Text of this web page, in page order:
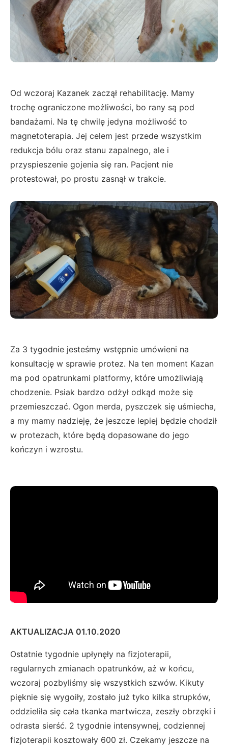
Od wczoraj Kazanek zaczął rehabilitację. Mamy
trochę ograniczone możliwości, bo rany są pod
bandażami. Na tę chwilę jedyna możliwość to
magnetoterapia. Jej celem jest przede wszystkim
redukcja bólu oraz stanu zapalnego, ale i
przyspieszenie gojenia się ran. Pacjent nie
protestował, po prostu zasnął w trakcie.
Za 3 tygodnie jesteśmy wstępnie umówieni na
konsultację w sprawie protez. Na ten moment Kazan
ma pod opatrunkami platformy, które umożliwiają
chodzenie. Psiak bardzo odżył odkąd może się
przemieszczać. Ogon merda, pyszczek się uśmiecha,
a my mamy nadzieję, że jeszcze lepiej będzie chodził
w protezach, które będą dopasowane do jego
kończyn i wzrostu.
AKTUALIZACJA 01.10.2020
Ostatnie tygodnie upłynęły na fizjoterapii,
regularnych zmianach opatrunków, aż w końcu,
wczoraj pozbyliśmy się wszystkich szwów. Kikuty
pięknie się wygoiły, zostało już tyko kilka strupków,
oddzieliła się cała tkanka martwicza, zeszły obrzęki i
odrasta sierść. 2 tygodnie intensywnej, codziennej
fizjoterapii kosztowały 600 zł. Czekamy jeszcze na